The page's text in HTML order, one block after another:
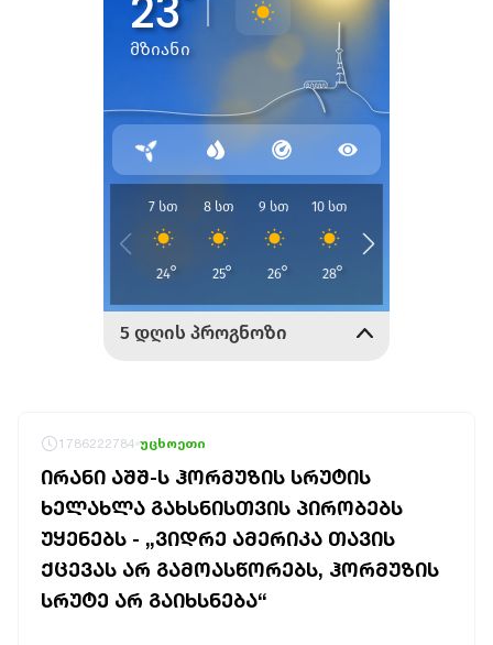
1786222784 უცხოეთი
ᲘᲠᲐᲜᲘ ᲐᲨᲨ-Ს ᲰᲝᲠᲛᲣᲖᲘᲡ ᲡᲠᲣᲢᲘᲡ
ᲮᲔᲚᲐᲮᲚᲐ ᲒᲐᲮᲡᲜᲘᲡᲗᲕᲘᲡ ᲞᲘᲠᲝᲑᲔᲑᲡ
ᲣᲧᲔᲜᲔᲑᲡ - „ᲕᲘᲓᲠᲔ ᲐᲛᲔᲠᲘᲙᲐ ᲗᲐᲕᲘᲡ
ᲥᲪᲔᲕᲐᲡ ᲐᲠ ᲒᲐᲛᲝᲐᲡᲬᲝᲠᲔᲑᲡ, ᲰᲝᲠᲛᲣᲖᲘᲡ
ᲡᲠᲣᲢᲔ ᲐᲠ ᲒᲐᲘᲮᲡᲜᲔᲑᲐ“